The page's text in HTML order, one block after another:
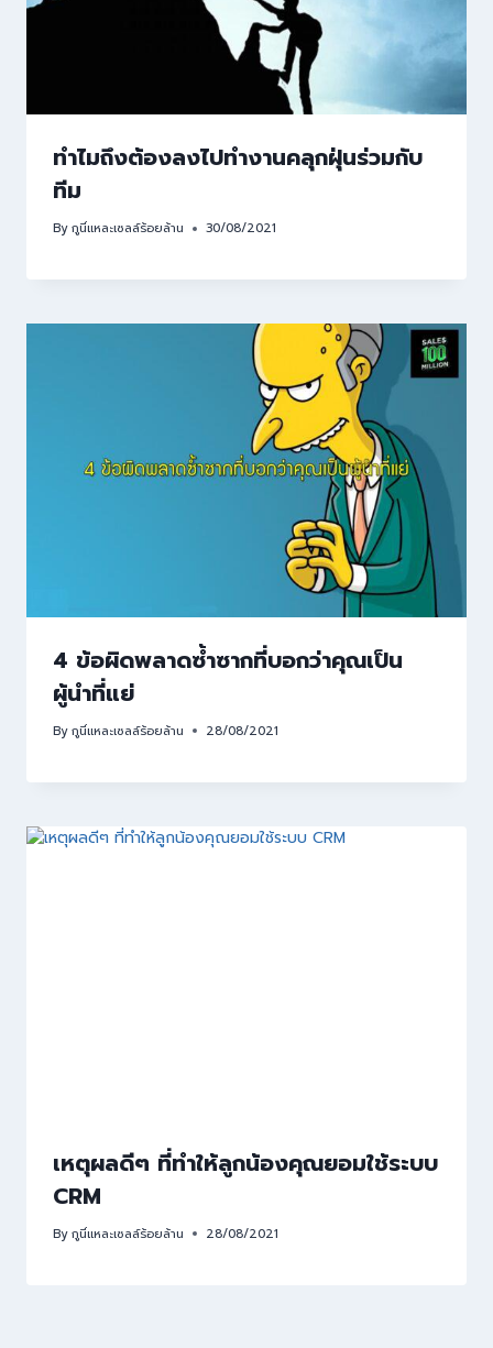
ทำไมถึงต้องลงไปทำงานคลุกฝุ่นร่วมกับ
ทีม
Byกูนี่แหละเซลล์ร้อยล้าน 30/08/2021
4 ข้อผิดพลาดซ้ำซากที่บอกว่าคุณเป็น
ผู้นำที่แย่
Byกูนี่แหละเซลล์ร้อยล้าน 28/08/2021
เหตุผลดีๆ ที่ทำให้ลูกน้องคุณยอมใช้ระบบ
CRM
Byกูนี่แหละเซลล์ร้อยล้าน 28/08/2021